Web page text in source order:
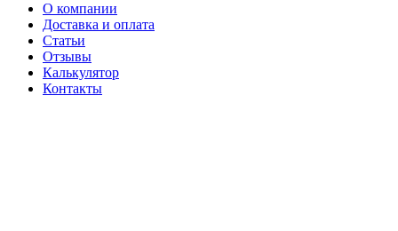
О компании
Доставка и оплата
Статьи
Отзывы
Калькулятор
Контакты